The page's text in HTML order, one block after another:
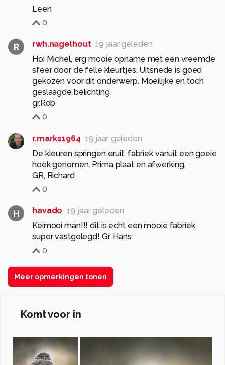
Leen
0
R rwh.nagelhout 19 jaar geleden
Hoi Michel, erg mooie opname met een vreemde
sfeer door de felle kleurtjes. Uitsnede is goed
gekozen voor dit onderwerp. Moeilijke en toch
geslaagde belichting
gr.Rob
0
r.marks1964 19 jaar geleden
De kleuren springen eruit, fabriek vanuit een goeie
hoek genomen. Prima plaat en afwerking.
GR, Richard
0
H havado 19 jaar geleden
Keimooi man!!! dit is echt een mooie fabriek,
super vastgelegd! Gr. Hans
0
Meer opmerkingen tonen
Komt voor in